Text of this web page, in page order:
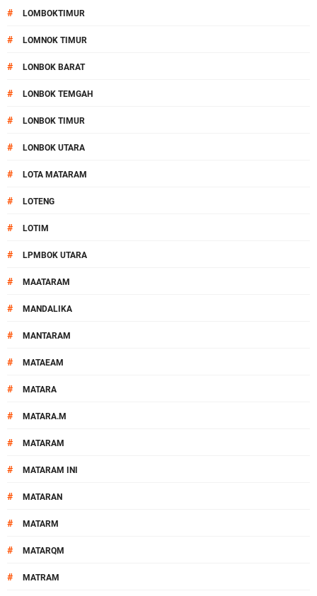
# LOMBOKTIMUR
# LOMNOK TIMUR
# LONBOK BARAT
# LONBOK TEMGAH
# LONBOK TIMUR
# LONBOK UTARA
# LOTA MATARAM
# LOTENG
# LOTIM
# LPMBOK UTARA
# MAATARAM
# MANDALIKA
# MANTARAM
# MATAEAM
# MATARA
# MATARA.M
# MATARAM
# MATARAM INI
# MATARAN
# MATARM
# MATARQM
# MATRAM